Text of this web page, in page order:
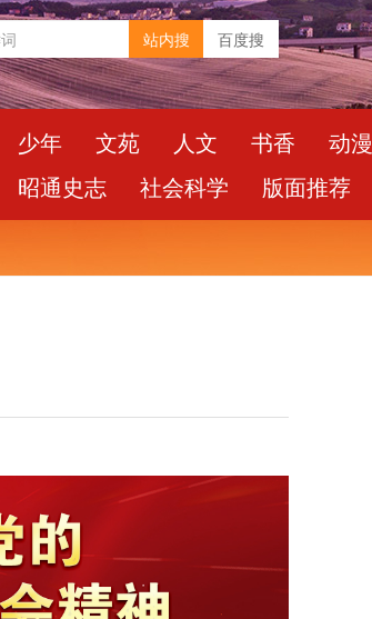
站内搜 百度搜
少年 文苑 人文 书香
动漫
昭通史志
社会科学 版面推荐